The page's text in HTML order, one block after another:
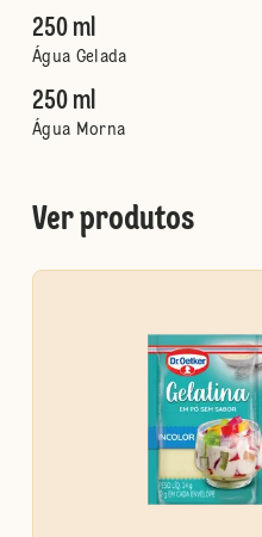
250 ml
Água Gelada
250 ml
Água Morna
Ver produtos